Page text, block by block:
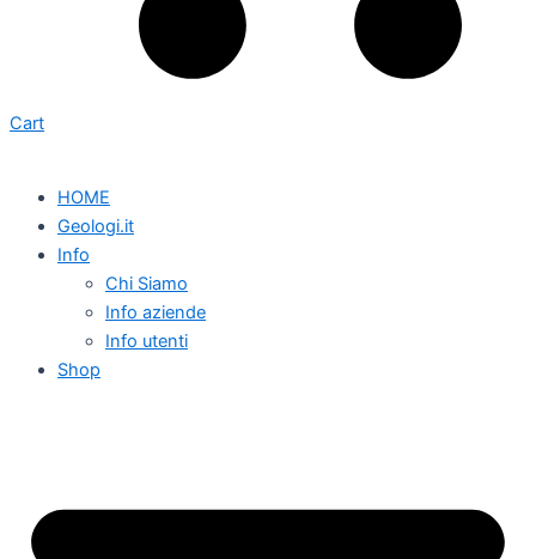
Cart
HOME
Geologi.it
Info
Chi Siamo
Info aziende
Info utenti
Shop